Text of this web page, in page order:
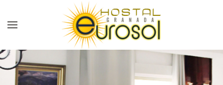
Skip to main content